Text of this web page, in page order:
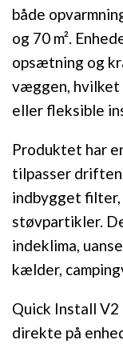
både
og 70 m².
opsætning og
væggen,
eller fleksible
Produktet har
tilpasser
indbygget
støvpartikler.
indeklima,
kælder,
Quick Install
direkte på